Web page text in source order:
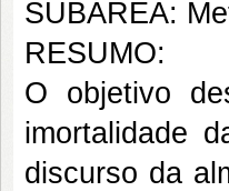
SUBÁREA:
RESUMO:
O objetivo
imortalidade
discurso da